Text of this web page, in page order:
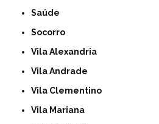
Saúde
Socorro
Vila Alexandria
Vila Andrade
Vila Clementino
Vila Mariana